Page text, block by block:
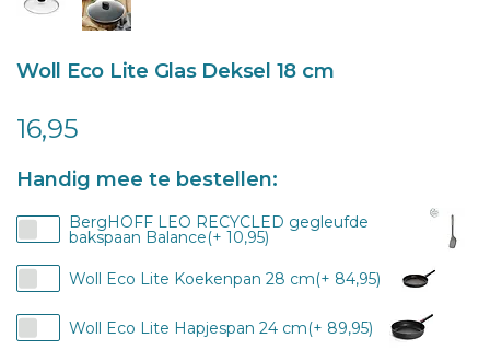
Woll Eco Lite Glas Deksel 18 cm
16,95
Handig mee te bestellen:
BergHOFF LEO RECYCLED gegleufde
bakspaan Balance(+ 10,95)
Woll Eco Lite Koekenpan 28 cm(+ 84,95)
Woll Eco Lite Hapjespan 24 cm(+ 89,95)